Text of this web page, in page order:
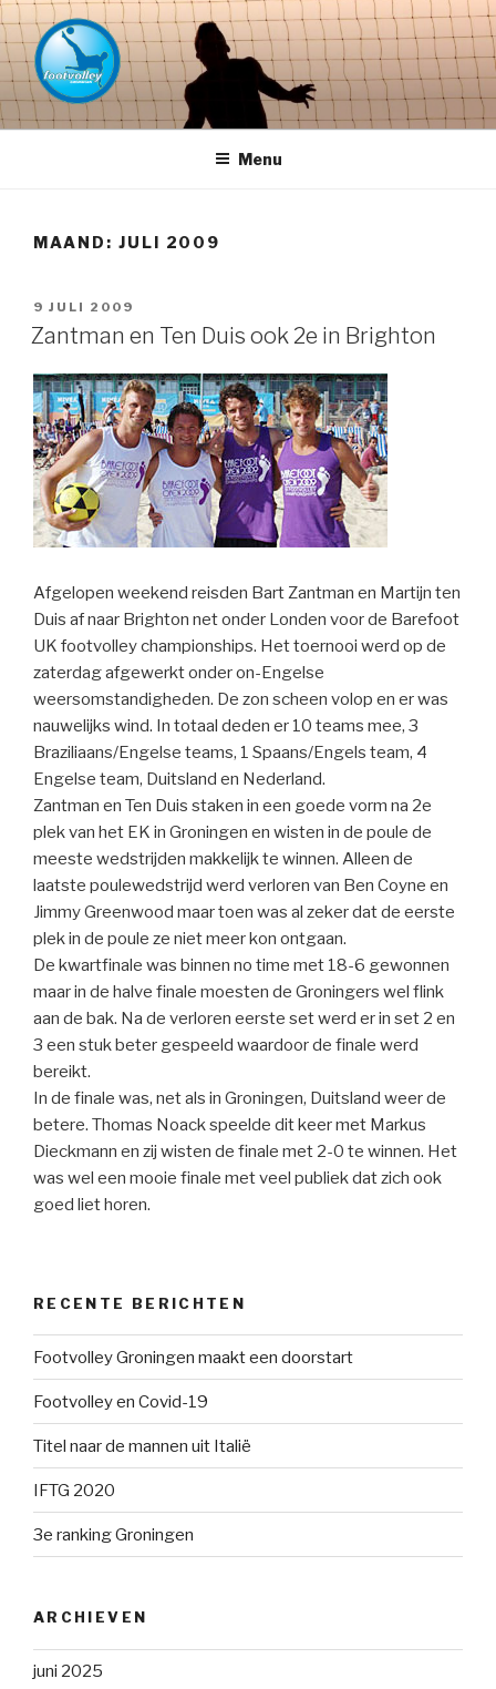
Naar
de
inhoud
springen
FOOTVOLLEY GRONINGEN –
THE HOME OF PETACCHI'S
Menu
MAAND: JULI 2009
GEPLAATST
OP
9 JULI 2009
Zantman en Ten Duis ook 2e in Brighton
Afgelopen weekend reisden Bart Zantman en Martijn ten
Duis af naar Brighton net onder Londen voor de Barefoot
UK footvolley championships. Het toernooi werd op de
zaterdag afgewerkt onder on-Engelse
weersomstandigheden. De zon scheen volop en er was
nauwelijks wind. In totaal deden er 10 teams mee, 3
Braziliaans/Engelse teams, 1 Spaans/Engels team, 4
Engelse team, Duitsland en Nederland.
Zantman en Ten Duis staken in een goede vorm na 2e
plek van het EK in Groningen en wisten in de poule de
meeste wedstrijden makkelijk te winnen. Alleen de
laatste poulewedstrijd werd verloren van Ben Coyne en
Jimmy Greenwood maar toen was al zeker dat de eerste
plek in de poule ze niet meer kon ontgaan.
De kwartfinale was binnen no time met 18-6 gewonnen
maar in de halve finale moesten de Groningers wel flink
aan de bak. Na de verloren eerste set werd er in set 2 en
3 een stuk beter gespeeld waardoor de finale werd
bereikt.
In de finale was, net als in Groningen, Duitsland weer de
betere. Thomas Noack speelde dit keer met Markus
Dieckmann en zij wisten de finale met 2-0 te winnen. Het
was wel een mooie finale met veel publiek dat zich ook
goed liet horen.
RECENTE BERICHTEN
Footvolley Groningen maakt een doorstart
Footvolley en Covid-19
Titel naar de mannen uit Italië
IFTG 2020
3e ranking Groningen
ARCHIEVEN
juni 2025